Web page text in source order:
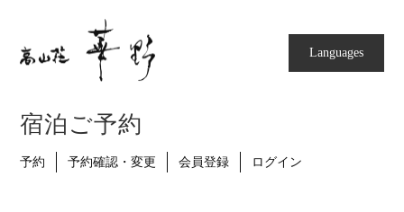
Languages
宿泊ご予約
予約 予約確認・変更 会員登録 ログイン